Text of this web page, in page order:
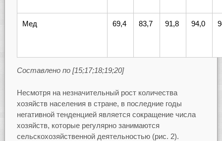
Мед 69,4 83,7 91,8 94,0
Составлено по [15;17;18;19;20]
Несмотря на незначительный рост количества
хозяйств населения в стране, в последние годы
негативной тенденцией является сокращение числа
хозяйств, которые регулярно занимаются
сельскохозяйственной деятельностью (рис. 2).